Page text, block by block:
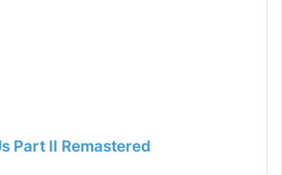
Part II Remastered